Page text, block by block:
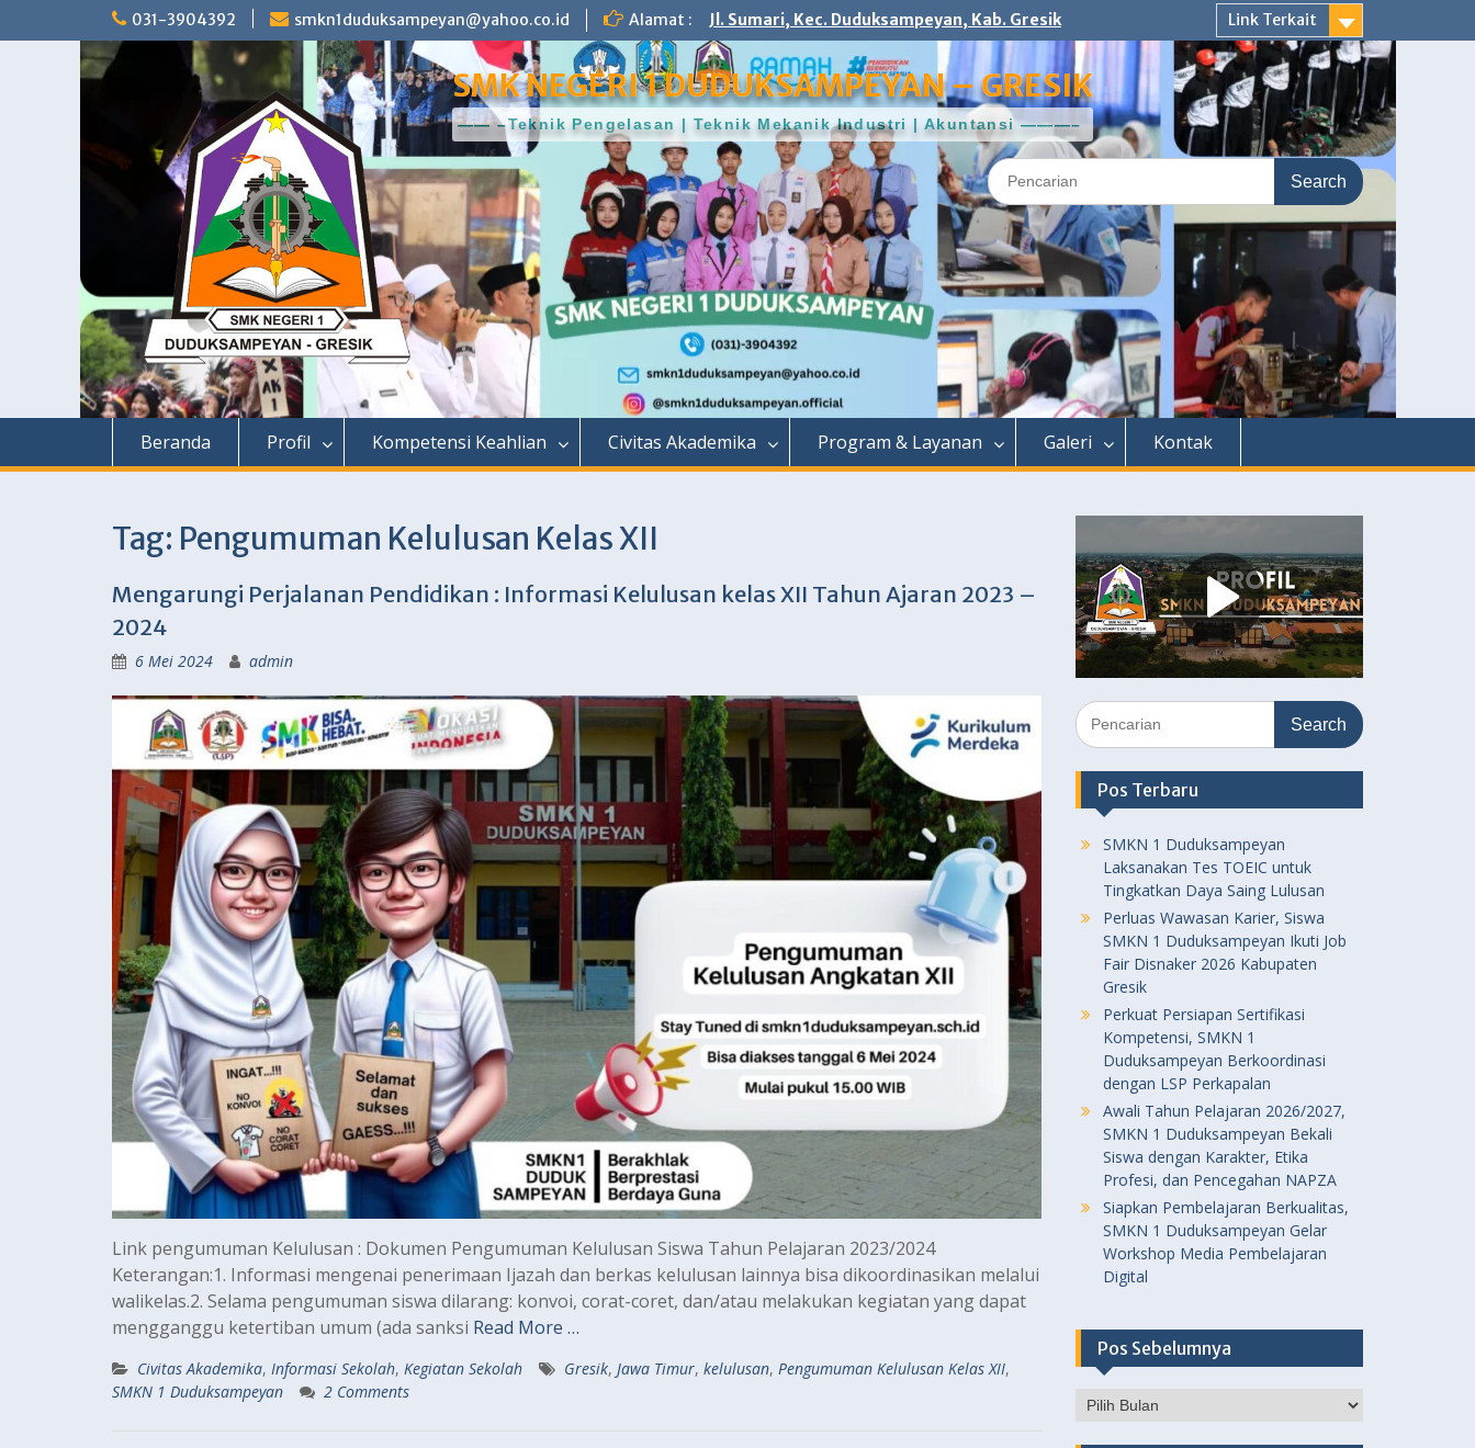
031-3904392 smkn1duduksampeyan@yahoo.co.id Alamat : Jl. Sumari, Kec. Duduksampeyan, Kab. Gresik Link Terkait
SMK NEGERI 1 DUDUKSAMPEYAN – GRESIK
—— –Teknik Pengelasan | Teknik Mekanik Industri | Akuntansi ———–
Search
for:
Beranda Profil Kompetensi Keahlian Civitas Akademika Program & Layanan Galeri Kontak
Tag: Pengumuman Kelulusan Kelas XII
Mengarungi Perjalanan Pendidikan : Informasi Kelulusan kelas XII Tahun Ajaran 2023 –
2024
6 Mei 2024 admin
Link pengumuman Kelulusan : Dokumen Pengumuman Kelulusan Siswa Tahun Pelajaran 2023/2024
Keterangan:1. Informasi mengenai penerimaan Ijazah dan berkas kelulusan lainnya bisa dikoordinasikan melalui
walikelas.2. Selama pengumuman siswa dilarang: konvoi, corat-coret, dan/atau melakukan kegiatan yang dapat
mengganggu ketertiban umum (ada sanksi Read More …
Civitas Akademika, Informasi Sekolah, Kegiatan Sekolah Gresik, Jawa Timur, kelulusan, Pengumuman Kelulusan Kelas XII,
SMKN 1 Duduksampeyan
2 Comments
Search
for:
Pos Terbaru
SMKN 1 Duduksampeyan
Laksanakan Tes TOEIC untuk
Tingkatkan Daya Saing Lulusan
Perluas Wawasan Karier, Siswa
SMKN 1 Duduksampeyan Ikuti Job
Fair Disnaker 2026 Kabupaten
Gresik
Perkuat Persiapan Sertifikasi
Kompetensi, SMKN 1
Duduksampeyan Berkoordinasi
dengan LSP Perkapalan
Awali Tahun Pelajaran 2026/2027,
SMKN 1 Duduksampeyan Bekali
Siswa dengan Karakter, Etika
Profesi, dan Pencegahan NAPZA
Siapkan Pembelajaran Berkualitas,
SMKN 1 Duduksampeyan Gelar
Workshop Media Pembelajaran
Digital
Pos Sebelumnya
Pos